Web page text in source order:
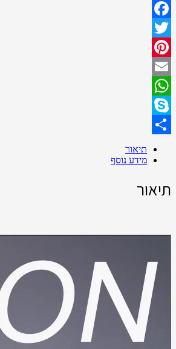
Facebook
Twitter
Pinterest
Email
WhatsApp
Skype
תיאור
מידע נוסף
תיאור